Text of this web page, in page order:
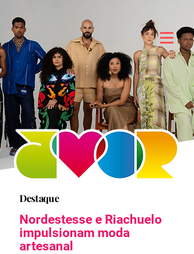
Destaque
Nordestesse e Riachuelo
impulsionam moda
artesanal